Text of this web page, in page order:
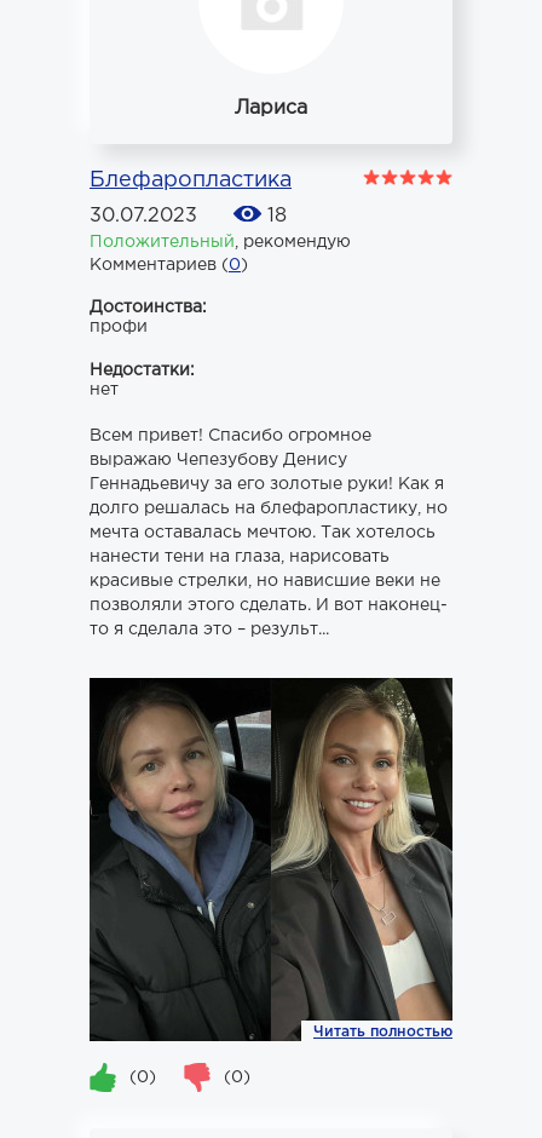
Лариса
Блефаропластика
30.07.2023 18
Положительный
рекомендую
Комментариев (0)
Достоинства:
профи
Недостатки:
нет
Всем привет! Спасибо огромное
выражаю Чепезубову Денису
Геннадьевичу за его золотые руки! Как я
долго решалась на блефаропластику, но
мечта оставалась мечтою. Так хотелось
нанести тени на глаза, нарисовать
красивые стрелки, но нависшие веки не
позволяли этого сделать. И вот наконец-
то я сделала это – результ...
Читать полностью
(0) (0)